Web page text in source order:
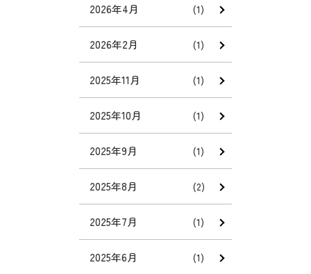
2026年4月 (1)
2026年2月 (1)
2025年11月 (1)
2025年10月 (1)
2025年9月 (1)
2025年8月 (2)
2025年7月 (1)
2025年6月 (1)